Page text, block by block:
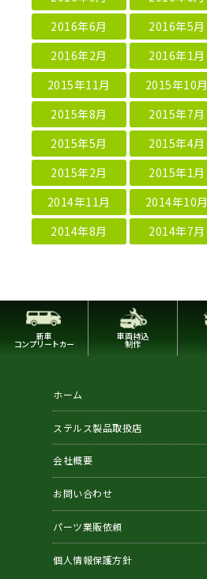
2016年6月
2016年5月
2016年2月
2016年1月
2015年11月
2015年10月
2015年8月
2015年7月
2015年5月
2015年4月
2015年2月
2015年1月
2014年11月
2014年10月
2014年8月
2014年7月
新車
コンプリートカー
車両持込
制作
ホーム
ステルス製品取扱店
会社概要
お問い合わせ
パーツ業販依頼
個人情報保護方針